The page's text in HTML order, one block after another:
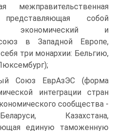
межправительственная
представляющая собой
экономический и
в Западной Европе,
три монархии: Бельгию,
Союз ЕврАзЭС (форма
интеграции стран
сообщества -
Казахстана,
единую таможенную